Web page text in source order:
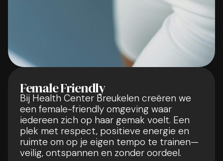
Female Friendly
Bij Health Center Breukelen creëren we
een female-friendly omgeving waar
iedereen zich op haar gemak voelt. Een
plek met respect, positieve energie en
ruimte om op je eigen tempo te trainen—
veilig, ontspannen en zonder oordeel.